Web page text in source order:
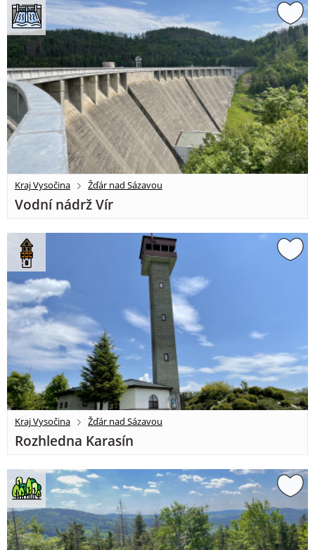
Kraj Vysočina Žďár nad Sázavou
Vodní nádrž Vír
Kraj Vysočina Žďár nad Sázavou
Rozhledna Karasín